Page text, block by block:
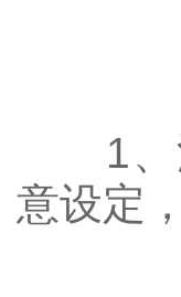
1、油
意设定